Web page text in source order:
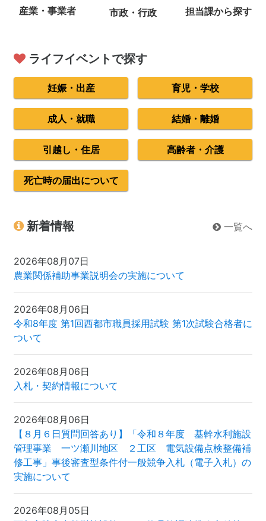
産業・事業者 市政・行政 担当課から探す
ライフイベントで探す
妊娠・出産 育児・学校
成人・就職 結婚・離婚
引越し・住居 高齢者・介護
死亡時の届出について
新着情報 一覧へ
2026年08月07日
農業関係補助事業説明会の実施について
2026年08月06日
令和8年度 第1回西都市職員採用試験 第1次試験合格者に
ついて
2026年08月06日
入札・契約情報について
2026年08月06日
【８月６日質問回答あり】「令和８年度 基幹水利施設
管理事業 一ツ瀬川地区 ２工区 電気設備点検整備補
修工事」事後審査型条件付一般競争入札（電子入札）の
実施について
2026年08月05日